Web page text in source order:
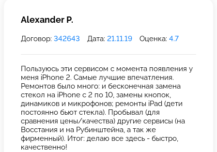
Alexander P.
Договор: 342643 Дата: 21.11.19 Оценка: 4.7
Пользуюсь эти сервисом с момента появления у
меня iPhone 2. Самые лучшие впечатления.
Ремонтов было много: и бесконечная замена
стекол на iPhone с 2 по 10, замены кнопок,
динамиков и микрофонов; ремонты iPad (дети
постоянно бьют стекла). Пробывал (для
сравнения цены/качества) другие сервисы (на
Восстания и на Рубинштейна, а так же
фирменный). Итог: делаю все здесь - быстро,
качественно!